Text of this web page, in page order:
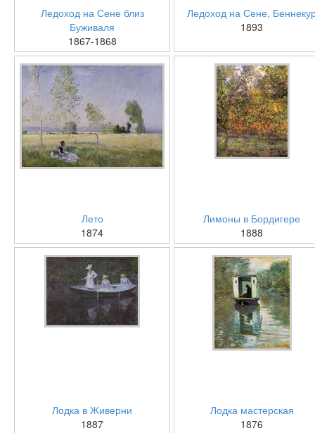
Ледоход на Сене близ
Буживаля
1867-1868
Ледоход на Сене,
1893
Лето
1874
Лимоны в Бордигере
1888
Лодка в Живерни
1887
Лодка мастерская
1876